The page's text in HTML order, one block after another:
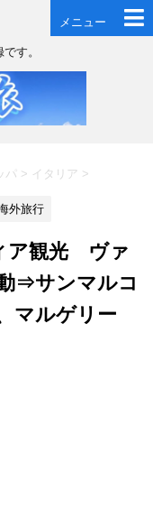
メニュー
す。
パ > イタリア >
外旅行
ア観光 ヴァ
⇒サンマルコ
マルゲリー